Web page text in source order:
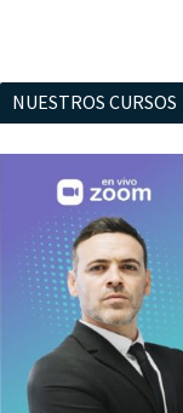
NUESTROS CURSOS